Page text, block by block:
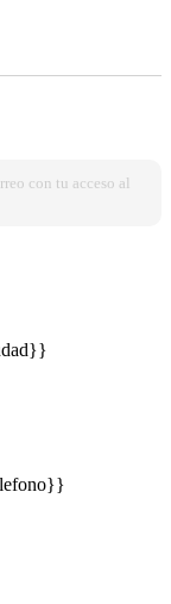
con tu acceso al